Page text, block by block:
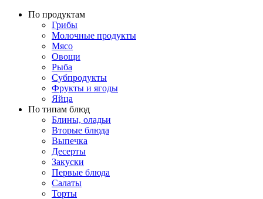
По продуктам
Грибы
Молочные продукты
Мясо
Овощи
Рыба
Субпродукты
Фрукты и ягоды
Яйца
По типам блюд
Блины, оладьи
Вторые блюда
Выпечка
Десерты
Закуски
Первые блюда
Салаты
Торты